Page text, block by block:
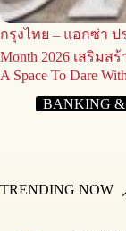
กรุงไทย – แอกซ่า
Month 2026 เสริมส
A Space To Dare
BANKING
TRENDING NOW